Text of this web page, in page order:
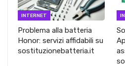
INTERNET
Problema alla batteria
Honor: servizi affidabili su
sostituzionebatteria.it